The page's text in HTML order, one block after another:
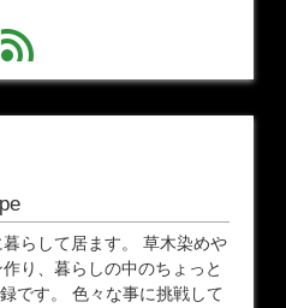
feed
暮らして居ます。 草木染めや
り、暮らしの中のちょっと
です。 色々な事に挑戦して